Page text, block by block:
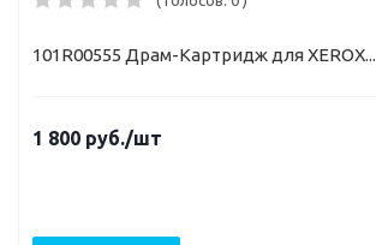
101R00555 Драм-Картридж для XEROX...
1 800 руб./шт